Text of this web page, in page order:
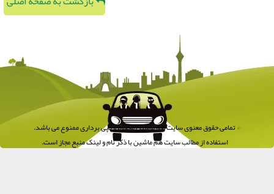
© تمامی حقوق معنوی سایت هم ماشین محفوظ و کپی برداری ممنوع می باشد.
استفاده از مطالب سایت هم ماشین با ذکر نام و لینک منبع مجاز است.